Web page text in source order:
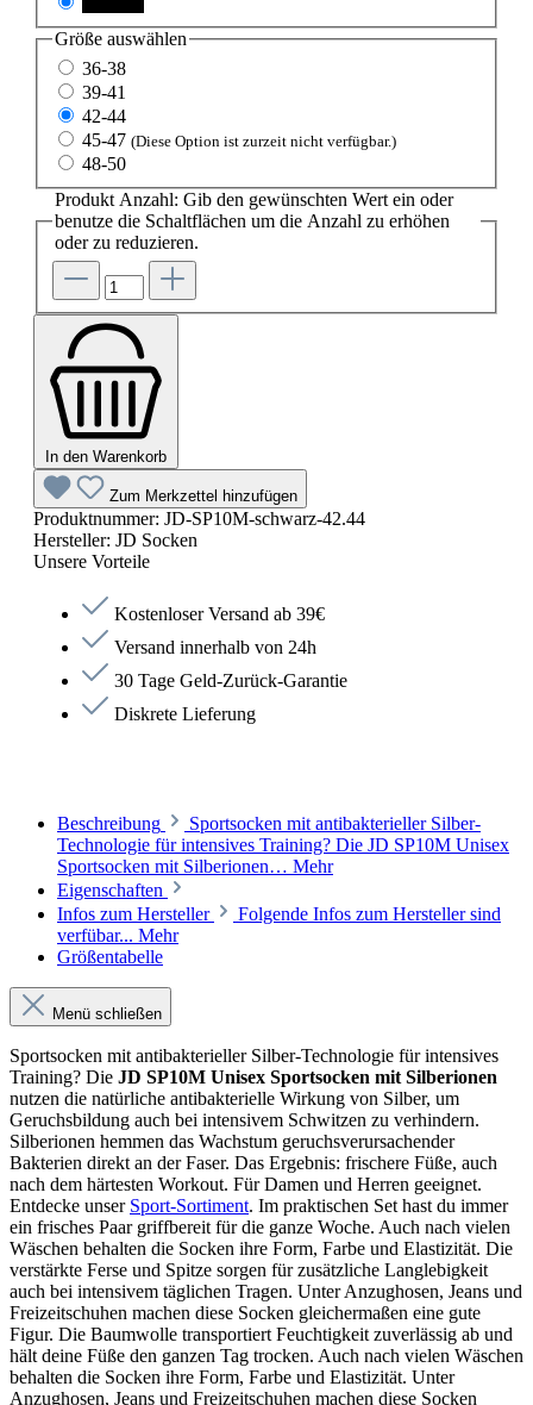
Größe auswählen
36-38
39-41
42-44
45-47 (Diese Option ist zurzeit nicht verfügbar.)
48-50
Produkt Anzahl: Gib den gewünschten Wert ein oder
benutze die Schaltflächen um die Anzahl zu erhöhen
oder zu reduzieren.
In den Warenkorb
Zum Merkzettel hinzufügen
Produktnummer: JD-SP10M-schwarz-42.44
Hersteller: JD Socken
Unsere Vorteile
Kostenloser Versand ab 39€
Versand innerhalb von 24h
30 Tage Geld-Zurück-Garantie
Diskrete Lieferung
Beschreibung
Sportsocken mit antibakterieller Silber-
Technologie für intensives Training? Die JD SP10M Unisex
Sportsocken mit Silberionen… Mehr
Eigenschaften
Infos zum Hersteller
Folgende Infos zum Hersteller sind
verfübar... Mehr
Größentabelle
Menü schließen
Sportsocken mit antibakterieller Silber-Technologie für intensives
Training? Die JD SP10M Unisex Sportsocken mit Silberionen
nutzen die natürliche antibakterielle Wirkung von Silber, um
Geruchsbildung auch bei intensivem Schwitzen zu verhindern.
Silberionen hemmen das Wachstum geruchsverursachender
Bakterien direkt an der Faser. Das Ergebnis: frischere Füße, auch
nach dem härtesten Workout. Für Damen und Herren geeignet.
Entdecke unser Sport-Sortiment. Im praktischen Set hast du immer
ein frisches Paar griffbereit für die ganze Woche. Auch nach vielen
Wäschen behalten die Socken ihre Form, Farbe und Elastizität. Die
verstärkte Ferse und Spitze sorgen für zusätzliche Langlebigkeit
auch bei intensivem täglichen Tragen. Unter Anzughosen, Jeans und
Freizeitschuhen machen diese Socken gleichermaßen eine gute
Figur. Die Baumwolle transportiert Feuchtigkeit zuverlässig ab und
hält deine Füße den ganzen Tag trocken. Auch nach vielen Wäschen
behalten die Socken ihre Form, Farbe und Elastizität. Unter
Anzughosen, Jeans und Freizeitschuhen machen diese Socken